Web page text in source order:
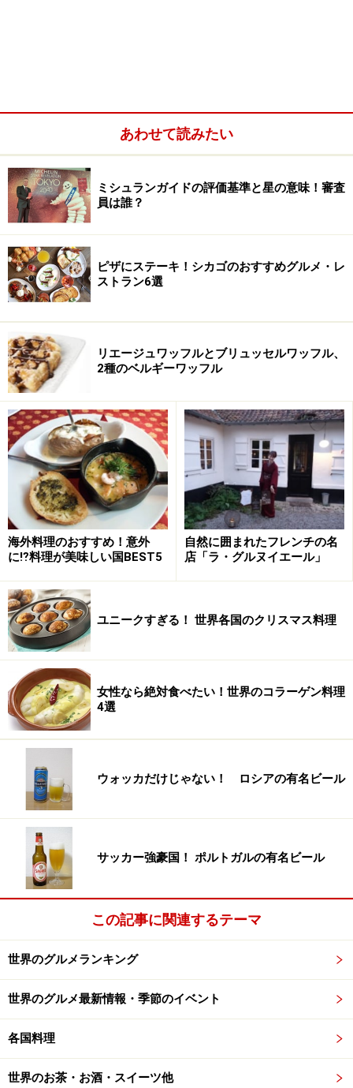
あわせて読みたい
ミシュランガイドの評価基準と星の意味！審査
員は誰？
ピザにステーキ！シカゴのおすすめグルメ・レ
ストラン6選
リエージュワッフルとブリュッセルワッフル、
2種のベルギーワッフル
海外料理のおすすめ！意外
に⁉料理が美味しい国BEST5
自然に囲まれたフレンチの名
店「ラ・グルヌイエール」
ユニークすぎる！ 世界各国のクリスマス料理
女性なら絶対食べたい！世界のコラーゲン料理
4選
ウォッカだけじゃない！ ロシアの有名ビール
サッカー強豪国！ ポルトガルの有名ビール
この記事に関連するテーマ
世界のグルメランキング
世界のグルメ最新情報・季節のイベント
各国料理
世界のお茶・お酒・スイーツ他